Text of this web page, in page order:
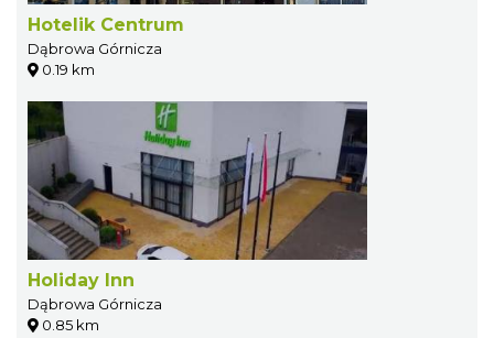
Hotelik Centrum
Dąbrowa Górnicza
0.19 km
Holiday Inn
Dąbrowa Górnicza
0.85 km